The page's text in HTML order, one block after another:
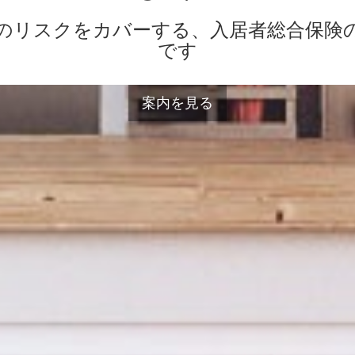
リスクをカバーする、入居者総合保険
です
案内を見る